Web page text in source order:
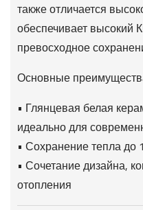
также отличается
обеспечивает высокий
превосходное
Основные
• Глянцевая белая
идеально для
• Сохранение тепла до
• Сочетание дизайна,
отопления